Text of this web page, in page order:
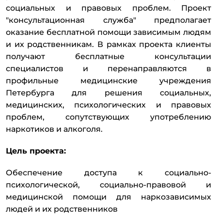
социальных и правовых проблем. Проект
"консультационная служба" предполагает
оказание бесплатной помощи зависимым людям
и их родственникам. В рамках проекта клиенты
получают бесплатные консультации
специалистов и перенаправляются в
профильные медицинские учреждения
Петербурга для решения социальных,
медицинских, психологических и правовых
проблем, сопутствующих употреблению
наркотиков и алкоголя.
Цель проекта:
Обеспечение доступа к социально-
психологической, социально-правовой и
медицинской помощи для наркозависимых
людей и их родственников